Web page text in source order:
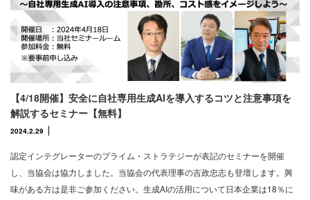
【4/18開催】安全に自社専用生成AIを導入するコツと注意事項を
解説するセミナー【無料】
2024.2.29
認定インテグレーターのプライム・ストラテジーが表記のセミナーを開催
し、当協会は協力しました。当協会の代表理事の吉政忠志も登壇します。興
味がある方は是非ご参加ください。生成AIの活用について日本企業は18％に